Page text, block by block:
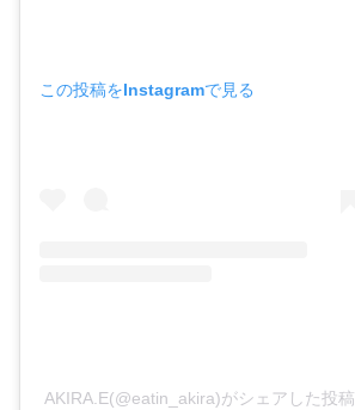
この投稿をInstagramで見る
AKIRA.E(@eatin_akira)がシェアした投稿